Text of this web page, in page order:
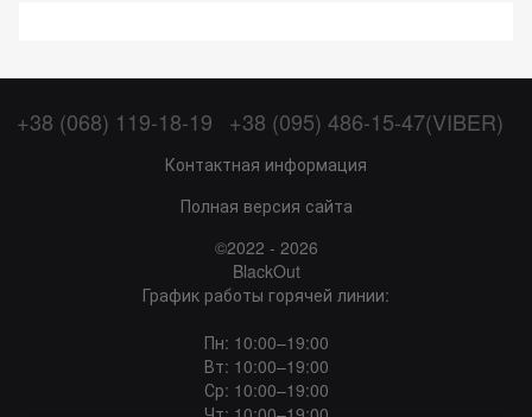
+38 (068) 119-18-19 +38 (095) 486-15-47(VIBER)
Контактная информация
Полная версия сайта
©2022 - 2026
BlackOut
График работы горячей линии:
Пн: 10:00–19:00
Вт: 10:00–19:00
Ср: 10:00–19:00